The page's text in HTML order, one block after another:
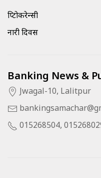
क्रिप्टोकरेन्सी
नारी दिवस
Banking News &
Jwagal-10, Lalitpur
015268504,